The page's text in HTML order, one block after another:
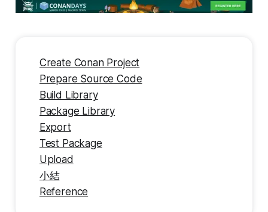
Create Conan Project
Prepare Source Code
Build Library
Package Library
Export
Test Package
Upload
小結
Reference